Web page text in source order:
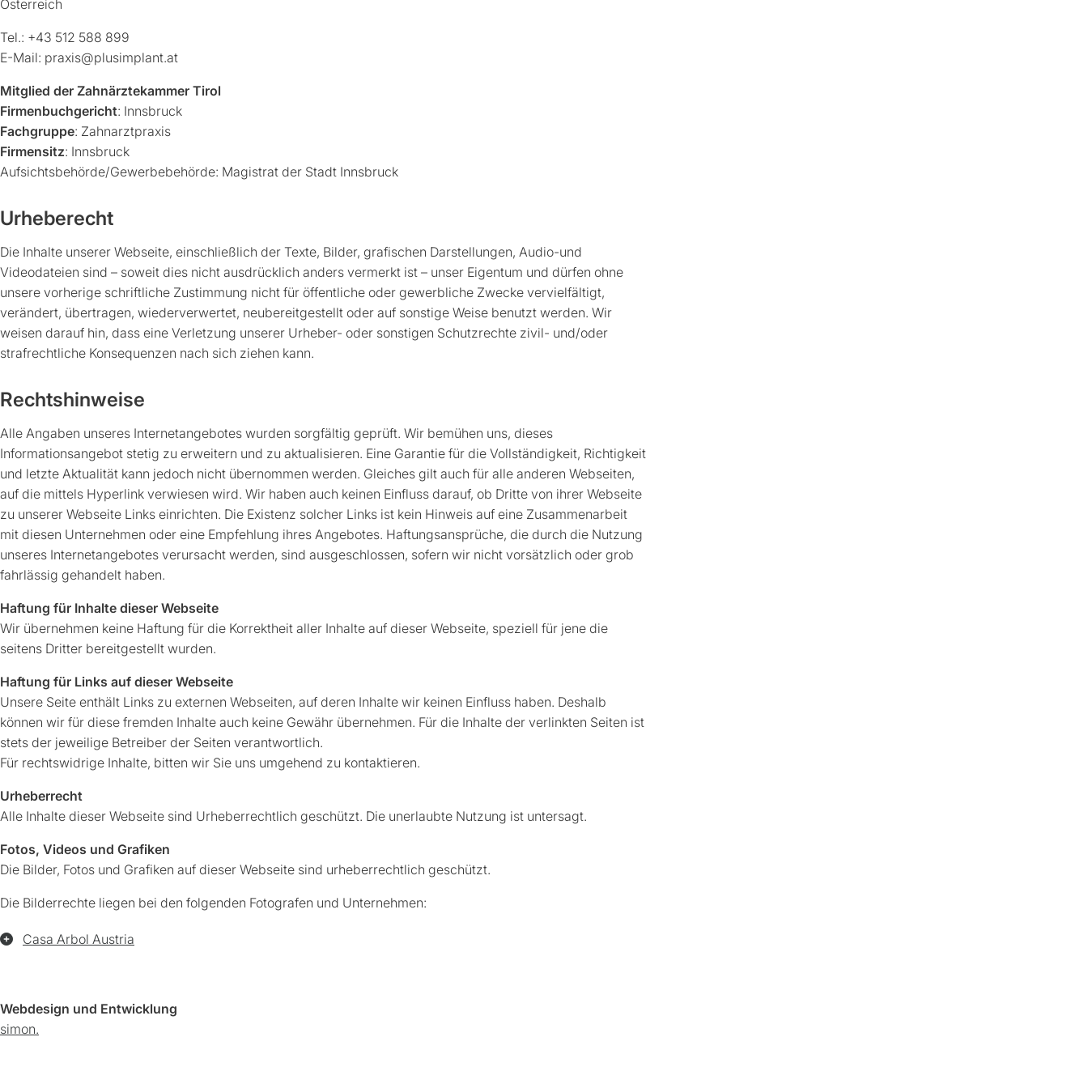
Österreich
Tel.: +43 512 588 899
E-Mail: praxis@plusimplant.at
Mitglied der Zahnärztekammer Tirol
Firmenbuchgericht: Innsbruck
Fachgruppe: Zahnarztpraxis
Firmensitz: Innsbruck
Aufsichtsbehörde/Gewerbebehörde: Magistrat der Stadt Innsbruck
Urheberecht
Die Inhalte unserer Webseite, einschließlich der Texte, Bilder, grafischen Darstellungen, Audio-und
Videodateien sind – soweit dies nicht ausdrücklich anders vermerkt ist – unser Eigentum und dürfen ohne
unsere vorherige schriftliche Zustimmung nicht für öffentliche oder gewerbliche Zwecke vervielfältigt,
verändert, übertragen, wiederverwertet, neubereitgestellt oder auf sonstige Weise benutzt werden. Wir
weisen darauf hin, dass eine Verletzung unserer Urheber- oder sonstigen Schutzrechte zivil- und/oder
strafrechtliche Konsequenzen nach sich ziehen kann.
Rechtshinweise
Alle Angaben unseres Internetangebotes wurden sorgfältig geprüft. Wir bemühen uns, dieses
Informationsangebot stetig zu erweitern und zu aktualisieren. Eine Garantie für die Vollständigkeit, Richtigkeit
und letzte Aktualität kann jedoch nicht übernommen werden. Gleiches gilt auch für alle anderen Webseiten,
auf die mittels Hyperlink verwiesen wird. Wir haben auch keinen Einfluss darauf, ob Dritte von ihrer Webseite
zu unserer Webseite Links einrichten. Die Existenz solcher Links ist kein Hinweis auf eine Zusammenarbeit
mit diesen Unternehmen oder eine Empfehlung ihres Angebotes. Haftungsansprüche, die durch die Nutzung
unseres Internetangebotes verursacht werden, sind ausgeschlossen, sofern wir nicht vorsätzlich oder grob
fahrlässig gehandelt haben.
Haftung für Inhalte dieser Webseite
Wir übernehmen keine Haftung für die Korrektheit aller Inhalte auf dieser Webseite, speziell für jene die
seitens Dritter bereitgestellt wurden.
Haftung für Links auf dieser Webseite
Unsere Seite enthält Links zu externen Webseiten, auf deren Inhalte wir keinen Einfluss haben. Deshalb
können wir für diese fremden Inhalte auch keine Gewähr übernehmen. Für die Inhalte der verlinkten Seiten ist
stets der jeweilige Betreiber der Seiten verantwortlich.
Für rechtswidrige Inhalte, bitten wir Sie uns umgehend zu kontaktieren.
Urheberrecht
Alle Inhalte dieser Webseite sind Urheberrechtlich geschützt. Die unerlaubte Nutzung ist untersagt.
Fotos, Videos und Grafiken
Die Bilder, Fotos und Grafiken auf dieser Webseite sind urheberrechtlich geschützt.
Die Bilderrechte liegen bei den folgenden Fotografen und Unternehmen:
Casa Arbol Austria
Webdesign und Entwicklung
simon.